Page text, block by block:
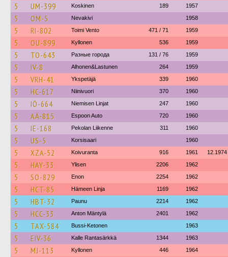
5 UM-399 Koskinen 189 1957
5 OM-5 Nevakivi 1958
5 RI-802 Toimi Vento 471 / 71 1959
5 OU-899 Kyllonen 536 1959
5 TO-643 Разные города 131 / 76 1959
5 IV-8 Alhonen&Lastunen 264 1959
5 VRH-41 Ykspetäjä 339 1960
5 HC-617 Niinivuori 370 1960
5 IÖ-664 Niemisen Linjat 247 1960
5 AÄ-815 Espoon Auto 720 1960
5 IE-168 Pekolan Liikenne 311 1960
5 US-5 Korsisaari 1960
5 XZA-52 Koivuranta 916 1961 12.1974
5 HAY-33 Ylisen 2206 1962
5 SO-829 Enon 2254 1962
5 HCT-85 Hämeen Linja 1169 1962
5 HBT-32 Paunu 2214 1962
5 HCC-33 Anton Mäntylä 2401 1962
5 TAX-584 Bussi-Ketonen 1963
5 EIV-36 Kalle Rantasärkkä 1344 1963
5 MJ-113 Kyllonen 446 1964